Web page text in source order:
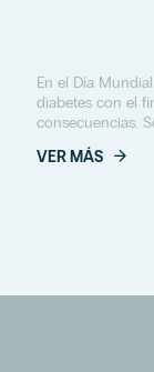
En el Día
diabetes con el
consecuencias.
VER MÁS